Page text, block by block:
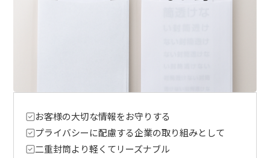
お客様の大切な情報をお守りする
プライバシーに配慮する企業の取り組みとして
二重封筒より軽くてリーズナブル